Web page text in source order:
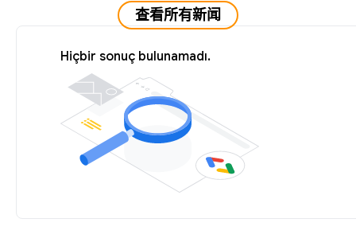
查看所有新闻
Hiçbir sonuç bulunamadı.